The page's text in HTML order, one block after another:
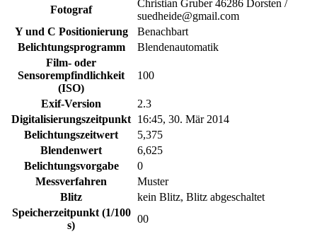
Fotograf
Christian Gruber 46286 Dorsten /
suedheide@gmail.com
Y und C Positionierung
Benachbart
Belichtungsprogramm
Blendenautomatik
Film- oder
Sensorempfindlichkeit
(ISO)
100
Exif-Version
2.3
Digitalisierungszeitpunkt 16:45, 30. Mär 2014
Belichtungszeitwert
5,375
Blendenwert
6,625
Belichtungsvorgabe
0
Messverfahren
Muster
Blitz
kein Blitz, Blitz abgeschaltet
Speicherzeitpunkt (1/100
s)
00